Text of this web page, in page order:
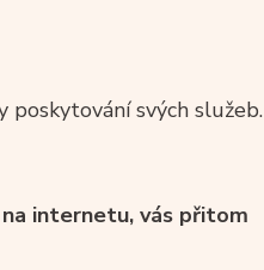
svých služeb.
internetu, vás přitom